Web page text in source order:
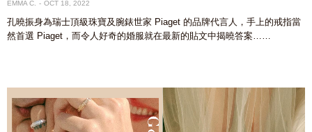
EMMA C. OCT 18, 2022
孔曉振身為瑞士頂級珠寶及腕錶世家 Piaget 的品牌代言人，手上的戒指當
然首選 Piaget，而令人好奇的婚服就在最新的貼文中揭曉答案……